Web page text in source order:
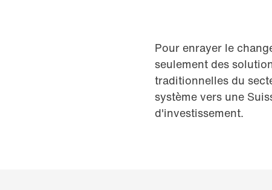
Pour enrayer le
seulement des
traditionnelles du
système vers une
d'investissement.